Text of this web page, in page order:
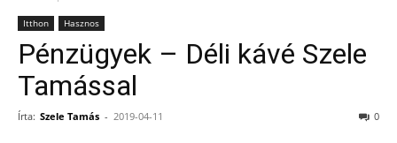
Itthon Hasznos
Pénzügyek – Déli kávé Szele
Tamással
Írta: Szele Tamás - 2019-04-11 0